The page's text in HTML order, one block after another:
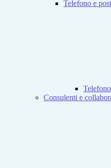
Telefono e
Consulenti e